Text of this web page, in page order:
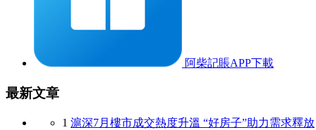
阿柴記賬APP下載
最新文章
1 滬深7月樓市成交熱度升溫 “好房子”助力需求釋放